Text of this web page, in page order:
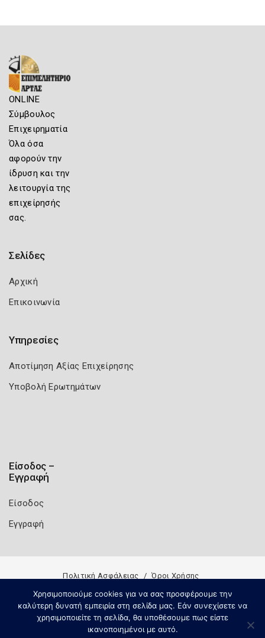
ONLINE
Σύμβουλος
Επιχειρηματία
Όλα όσα
αφορούν την
ίδρυση και την
λειτουργία της
επιχείρησής
σας.
Σελίδες
Αρχική
Επικοινωνία
Υπηρεσίες
Αποτίμηση Αξίας Επιχείρησης
Υποβολή Ερωτημάτων
Είσοδος –
Εγγραφή
Είσοδος
Εγγραφή
Πολιτική Ασφάλειας Όροι Χρήσης
Χρησιμοποιούμε cookies για να σας προσφέρουμε την
καλύτερη δυνατή εμπειρία στη σελίδα μας. Εάν συνεχίσετε να
χρησιμοποιείτε τη σελίδα, θα υποθέσουμε πως είστε
ικανοποιημένοι με αυτό.
Copyright 2026 Knowledge A.E.